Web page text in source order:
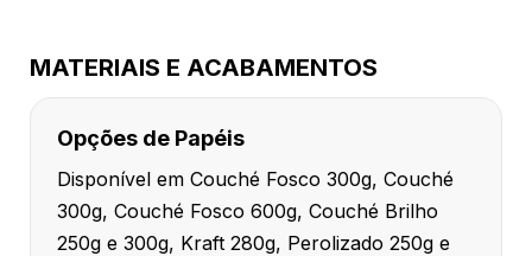
MATERIAIS E ACABAMENTOS
Opções de Papéis
Disponível em Couché Fosco 300g, Couché
300g, Couché Fosco 600g, Couché Brilho
250g e 300g, Kraft 280g, Perolizado 250g e